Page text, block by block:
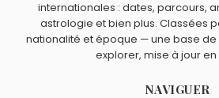
internationales : dates, parcours,
astrologie et bien plus. Classées
nationalité et époque — une base
explorer, mise à jour en
NAVIGUER